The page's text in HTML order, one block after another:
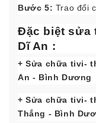
Bước 5: Trao đổi
Đặc biệt sửa
Dĩ An :
+ Sửa chữa tivi-
An - Bình Dương
+ Sửa chữa tivi-
Thắng - Bình